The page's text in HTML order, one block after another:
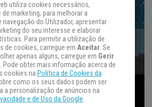
utiliza cookies necessários,
marketing, para melhorar a
navegação do Utilizador, apresentar
do seu interesse e elaborar
Para permitir a utilização de
de cookies, carregue em Aceitar. Se
apenas alguns, carregue em Gerir
. Pode obter mais informação acerca de
cookies na Política de Cookies da
como os seus dados podem ser
a personalização de anúncios na
e de Uso da Google.